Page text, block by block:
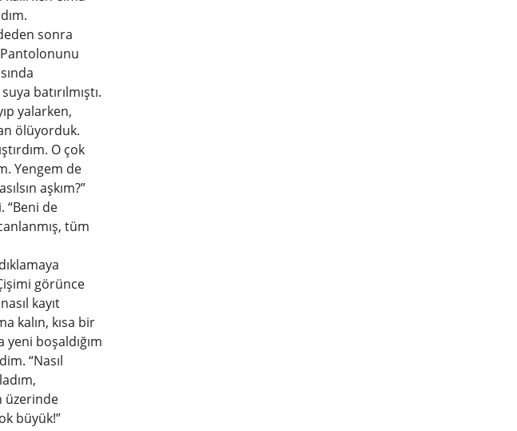
sonra
batırılmıştı.
yalarken,
ölüyorduk.
O çok
Yengem de
aşkım?”
“Beni de
tüm
görünce
kayıt
kalın, kısa bir
boşaldığım
“Nasıl
üzerinde
büyük!”